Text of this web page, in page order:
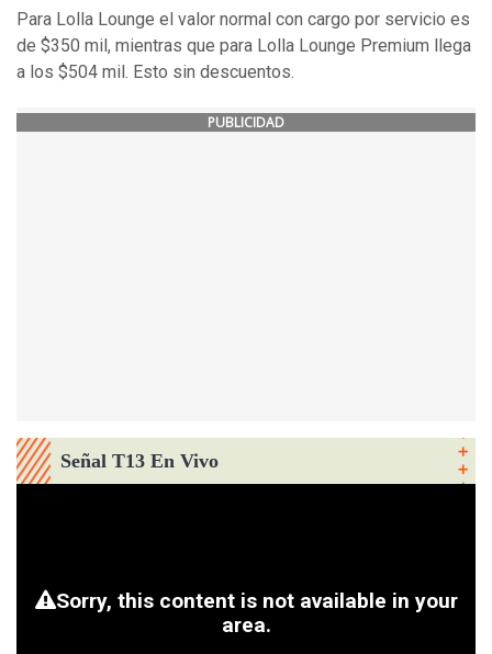
Para Lolla Lounge el valor normal con cargo por servicio es
de $350 mil, mientras que para Lolla Lounge Premium llega
a los $504 mil. Esto sin descuentos.
PUBLICIDAD
Señal T13 En Vivo